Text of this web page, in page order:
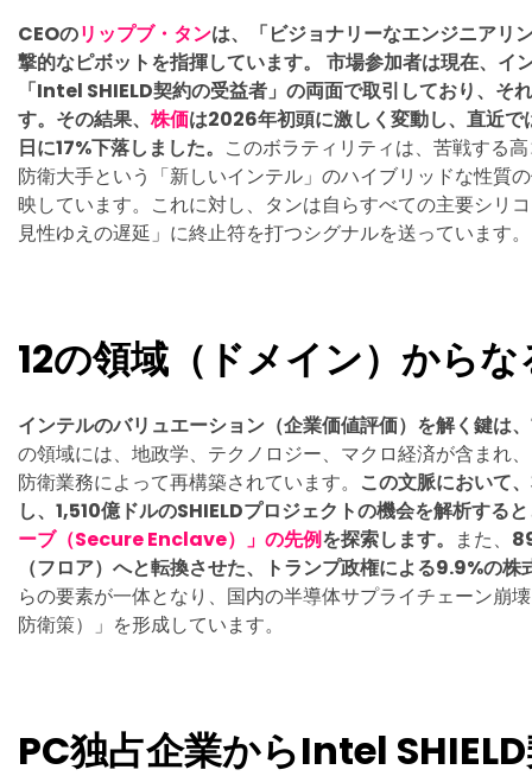
CEOのリップブ・タンは、「ビジョナリーなエンジニアリ
撃的なピボットを指揮しています。
市場参加者は現在、イ
「Intel SHIELD契約の受益者」の両面で取引しており、そ
す。その結果、 株価は2026年初頭に激しく変動し、直近
日に17%下落しました。 このボラティリティは、苦戦する
防衛大手という「新しいインテル」のハイブリッドな性質
映しています。これに対し、タンは自らすべての主要シリ
見性ゆえの遅延」に終止符を打つシグナルを送っています。
12の領域（ドメイン）からな
インテルのバリュエーション（企業価値評価）を解く鍵は
の領域には、地政学、テクノロジー、マクロ経済が含まれ
防衛業務によって再構築されています。 この文脈において
し、1,510億ドルのSHIELDプロジェクトの機会を解析する
ーブ（Secure Enclave）」の先例を探索します。 また、
（フロア）へと転換させた、トランプ政権による9.9%の株
らの要素が一体となり、国内の半導体サプライチェーン崩
防衛策）」を形成しています。
PC独占企業からIntel